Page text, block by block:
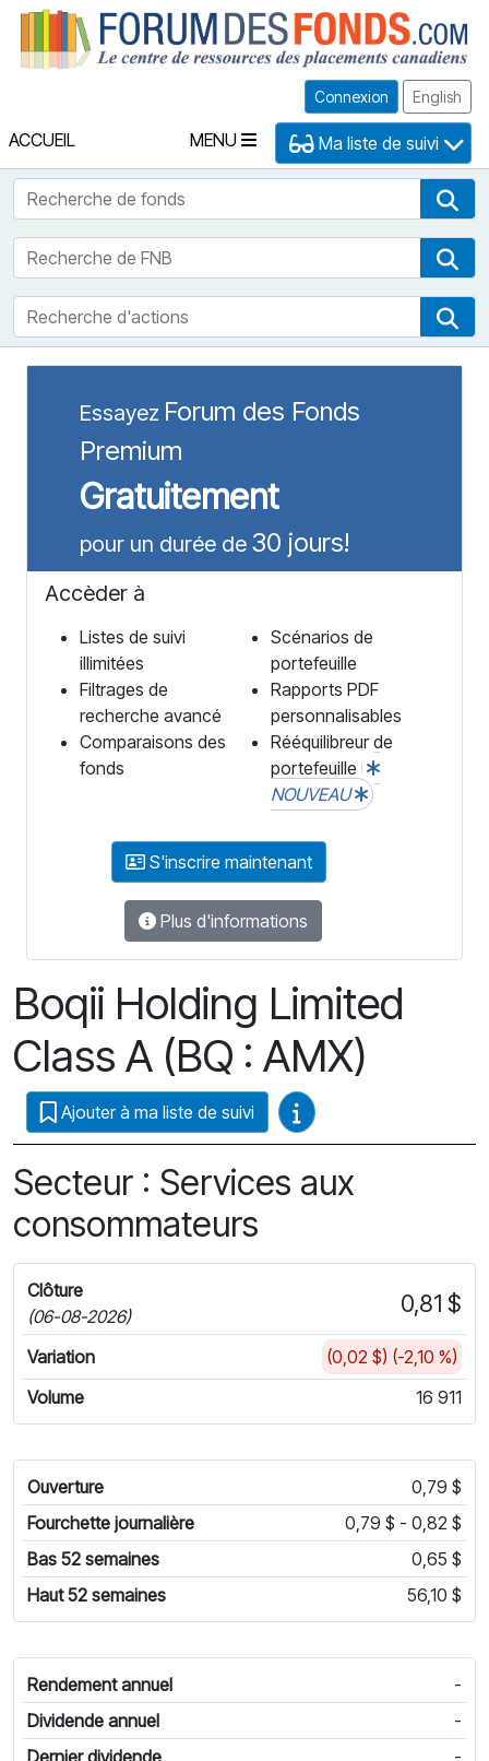
Connexion English
ACCUEIL MENU Ma liste de suivi
Recherche de fonds
Recherche de FNB
Recherche d'actions
Essayez Forum des Fonds
Premium
Gratuitement
pour un durée de 30 jours!
Accèder à
Listes de suivi
illimitées
Filtrages de
recherche avancé
Comparaisons des
fonds
Scénarios de
portefeuille
Rapports PDF
personnalisables
Rééquilibreur de
portefeuille
NOUVEAU
S'inscrire maintenant
Plus d'informations
Boqii Holding Limited
Class A (BQ : AMX)
Ajouter à ma liste de suivi Guides vidéo
Secteur : Services aux
consommateurs
Clôture
(06-08-2026)
0,81 $
Variation
(0,02 $) (-2,10 %)
Volume
16 911
Ouverture
0,79 $
Fourchette journalière
0,79 $ - 0,82 $
Bas 52 semaines
0,65 $
Haut 52 semaines
56,10 $
Rendement annuel
-
Dividende annuel
-
Dernier dividende
-